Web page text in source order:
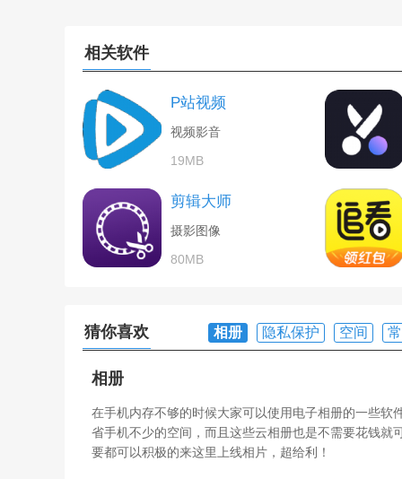
相关软件
P站视频
视频影音
19MB
剪辑大师
摄影图像
80MB
猜你喜欢 相册 隐私保护 空间
相册
在手机内存不够的时候大家可以使用电子相册的一些
省手机不少的空间，而且这些云相册也是不需要花钱
要都可以积极的来这里上线相片，超给利！